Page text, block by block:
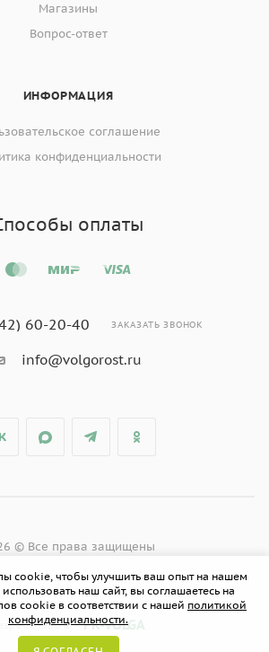
Магазины
Вопрос-ответ
ИНФОРМАЦИЯ
соглашение
конфиденциальности
оплаты
60-20-40 ЗАКАЗАТЬ ЗВОНОК
info@volgorost.ru
© Все права защищены
в PR-VOLGA
cookie, чтобы улучшить ваш опыт на нашем
наш сайт, вы соглашаетесь на
cookie в соответствии с нашей политикой
конфиденциальности.